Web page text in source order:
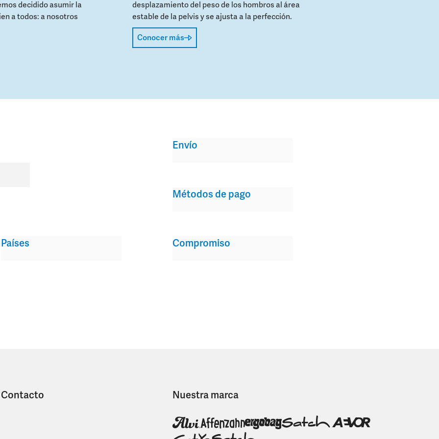
decidido asumir la
a todos: a nosotros
desplazamiento del peso de los hombros al área
estable de la pelvis y se ajusta a la perfección.
Conocer más
Envío
Métodos de pago
Compromiso
Países
Contacto Nuestra marca